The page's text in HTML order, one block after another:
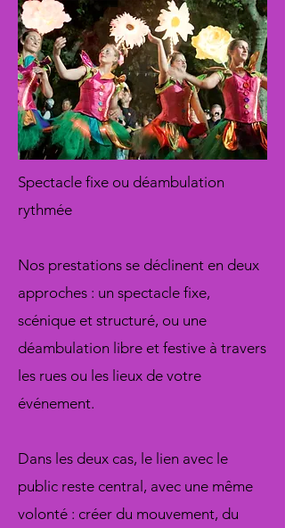
Spectacle fixe ou déambulation
rythmée
Nos prestations se déclinent en deux
approches : un spectacle fixe,
scénique et structuré, ou une
déambulation libre et festive à travers
les rues ou les lieux de votre
événement.
Dans les deux cas, le lien avec le
public reste central, avec une même
volonté : créer du mouvement, du